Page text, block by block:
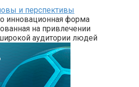
и перспективы
инновационная форма
на привлечении
аудитории людей